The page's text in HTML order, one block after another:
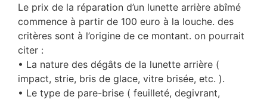
Le prix de la réparation d’un lunette arrière abîmé
commence à partir de 100 euro à la louche. des
critères sont à l’origine de ce montant. on pourrait
citer :
• La nature des dégâts de la lunette arrière (
impact, strie, bris de glace, vitre brisée, etc. ).
• Le type de pare-brise ( feuilleté, degivrant,